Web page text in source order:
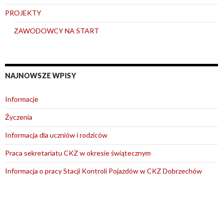
PROJEKTY
ZAWODOWCY NA START
NAJNOWSZE WPISY
Informacje
Życzenia
Informacja dla uczniów i rodziców
Praca sekretariatu CKZ w okresie świątecznym
Informacja o pracy Stacji Kontroli Pojazdów w CKZ Dobrzechów